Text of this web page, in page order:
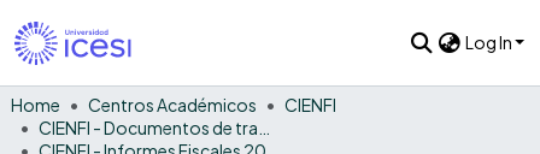
Log In
Home Centros Académicos
CIENFI